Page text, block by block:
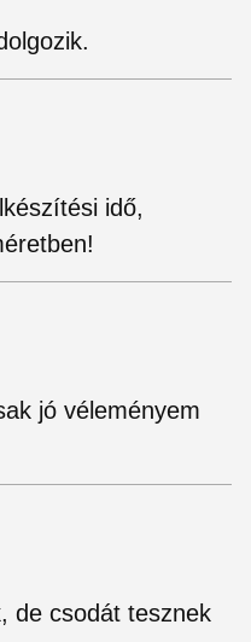
idő,
jó véleményem
de csodát tesznek